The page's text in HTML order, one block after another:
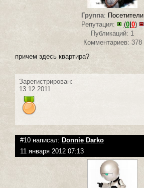
Группа: Посетители
Репутация:
(0| 0)
Публикаций: 1
Комментариев: 378
причем здесь квартира?
Зарегистрирован:
13.12.2011
#10 написал: Donnie Darko
11 января 2012 07:13